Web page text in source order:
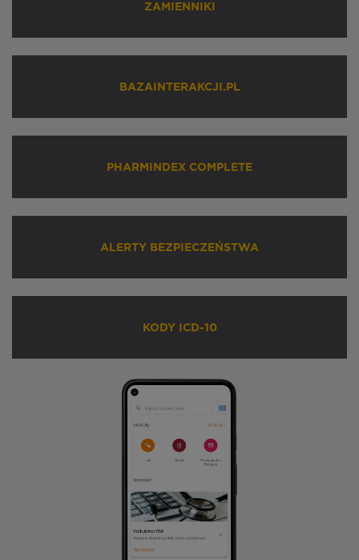
ZAMIENNIKI
BAZAINTERAKCJI.PL
PHARMINDEX COMPLETE
ALERTY BEZPIECZEŃSTWA
KODY ICD-10